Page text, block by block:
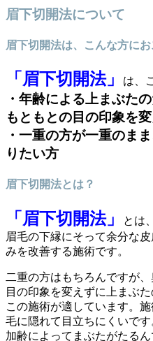
眉下切開法について
眉下切開法は、こんな方にお
「眉下切開法」 は、
・年齢による上まぶた
もともとの目の印象を
・一重の方が一重のま
りたい方
眉下切開法とは？
「眉下切開法」
とは、
眉毛の下縁にそって余分な
みを改善する施術です。
二重の方はもちろんですが
目の印象を変えずに上まぶ
この施術が適しています。
毛に隠れて目立ちにくいです
加齢によってまぶたがたる